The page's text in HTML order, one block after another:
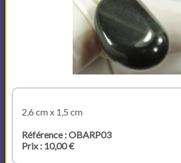
2,6 cm x 1,5 cm
Référence : OBARP03
Prix : 10,00 €